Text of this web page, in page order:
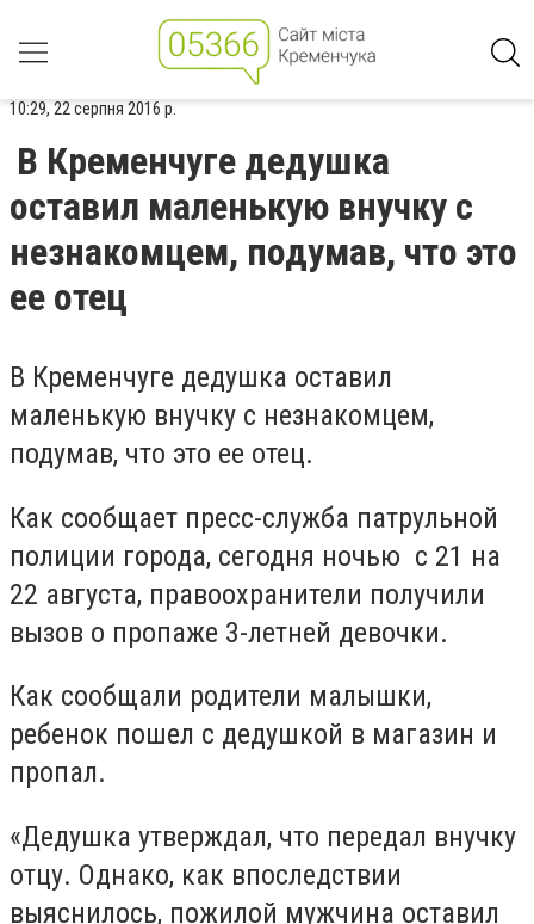
10:29, 22 серпня 2016 р.
В Кременчуге дедушка
оставил маленькую внучку с
незнакомцем, подумав, что это
ее отец
В Кременчуге дедушка оставил
маленькую внучку с незнакомцем,
подумав, что это ее отец.
Как сообщает пресс-служба патрульной
полиции города, сегодня ночью с 21 на
22 августа, правоохранители получили
вызов о пропаже 3-летней девочки.
Как сообщали родители малышки,
ребенок пошел с дедушкой в магазин и
пропал.
«Дедушка утверждал, что передал внучку
отцу. Однако, как впоследствии
выяснилось, пожилой мужчина оставил